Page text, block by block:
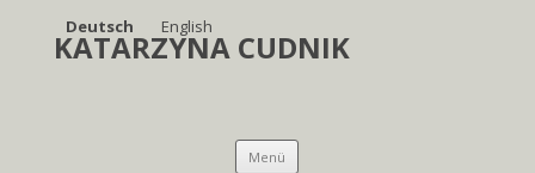
KATARZYNA CUDNIK
Menü
Deutsch English